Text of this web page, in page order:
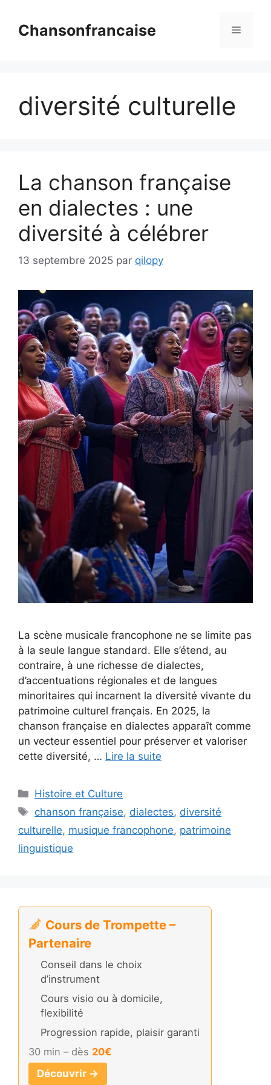
contenuChansonfrancaise Menu
diversité culturelle
La chanson française
en dialectes : une
diversité à célébrer
13 septembre 2025 par qilopy
La scène musicale francophone ne se limite pas
à la seule langue standard. Elle s’étend, au
contraire, à une richesse de dialectes,
d’accentuations régionales et de langues
minoritaires qui incarnent la diversité vivante du
patrimoine culturel français. En 2025, la
chanson française en dialectes apparaît comme
un vecteur essentiel pour préserver et valoriser
cette diversité, … Lire la suite
Catégories
Histoire et Culture
Étiquettes
chanson française, dialectes, diversité
culturelle, musique francophone, patrimoine
linguistique
Cours de Trompette –
Partenaire
Conseil dans le choix
d’instrument
Cours visio ou à domicile,
flexibilité
Progression rapide, plaisir garanti
30 min – dès 20€
Découvrir →